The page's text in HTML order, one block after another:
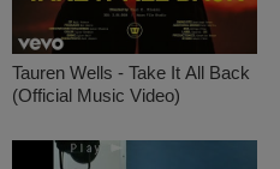
Tauren Wells - Take It All Back
(Official Music Video)